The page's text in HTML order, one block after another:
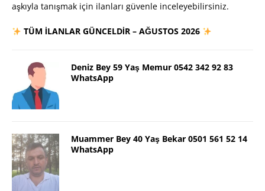
aşkıyla tanışmak için ilanları güvenle inceleyebilirsiniz.
TÜM İLANLAR GÜNCELDİR – AĞUSTOS 2026
Deniz Bey 59 Yaş Memur 0542 342 92 83
WhatsApp
Muammer Bey 40 Yaş Bekar 0501 561 52 14
WhatsApp